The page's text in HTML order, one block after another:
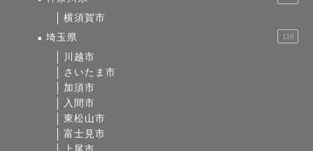
横須賀市
埼玉県
116
川越市
さいたま市
加須市
入間市
東松山市
富士見市